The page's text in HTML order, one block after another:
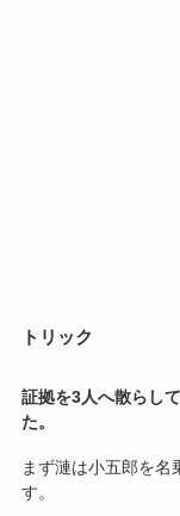
トリック
証拠を3人へ散らし
た。
まず漣は小五郎を名
す。